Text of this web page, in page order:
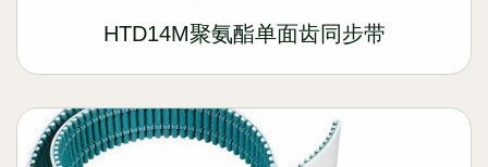
HTD14M聚氨酯单面齿同步带